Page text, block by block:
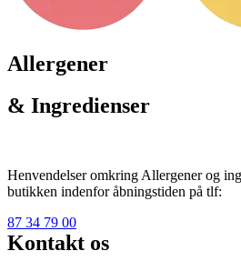
Allergener
& Ingredienser
Henvendelser omkring Allergener og
butikken indenfor åbningstiden på tlf:
87 34 79 00
Kontakt os